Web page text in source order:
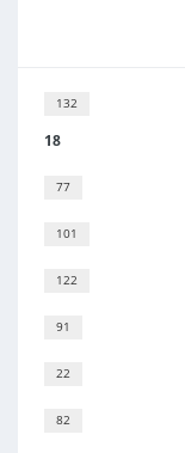
132
18
77
101
122
91
22
82